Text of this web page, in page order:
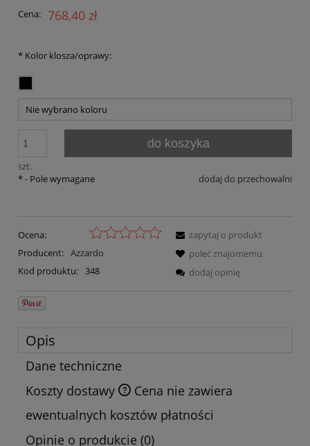
Cena: 768,40 zł
* Kolor klosza/oprawy:
szt.
do koszyka
dodaj do przechowalni
*- Pole wymagane
Ocena:
Producent: Azzardo
Kod produktu: 348
zapytaj o produkt
poleć znajomemu
dodaj opinię
Opis
Dane techniczne
Koszty dostawy
Cena nie zawiera
ewentualnych kosztów płatności
Opinie o produkcie (0)